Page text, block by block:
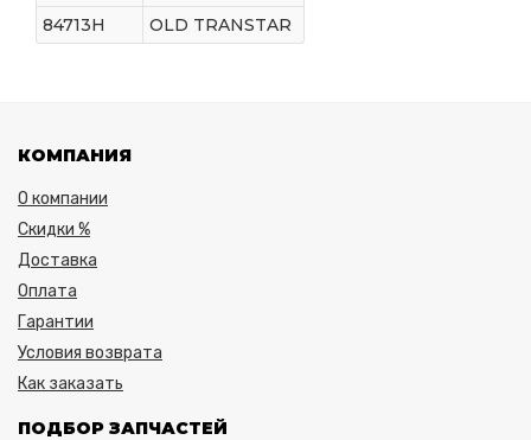
84713H
OLD TRANSTAR
КОМПАНИЯ
О компании
Скидки %
Доставка
Оплата
Гарантии
Условия возврата
Как заказать
ПОДБОР ЗАПЧАСТЕЙ